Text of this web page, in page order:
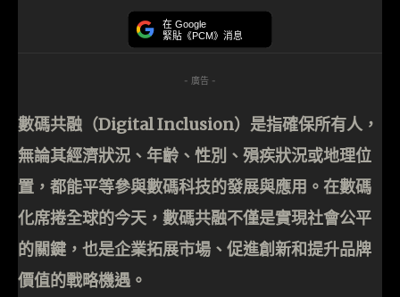
在 Google
緊貼《PCM》消息
- 廣告 -
數碼共融（Digital Inclusion）是指確保所有人，
無論其經濟狀況、年齡、性別、殞疾狀況或地理位
置，都能平等參與數碼科技的發展與應用。在數碼
化席捲全球的今天，數碼共融不僅是實現社會公平
的關鍵，也是企業拓展市場、促進創新和提升品牌
價值的戰略機遇。